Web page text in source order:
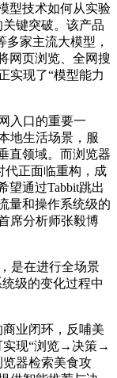
型技术如何从实验
键突破。该产品
多家主流大模型，
网页浏览、全网搜
实现了“模型能力
入口的重要一
地生活场景，服
直领域。而浏览器
代正面临重构，成
望通过Tabbit跳出
量和操作系统级的
席分析师张毅博
是在进行全场景
级的变化过程中
业闭环，反哺美
实现“浏览→决策→
器检索美食攻